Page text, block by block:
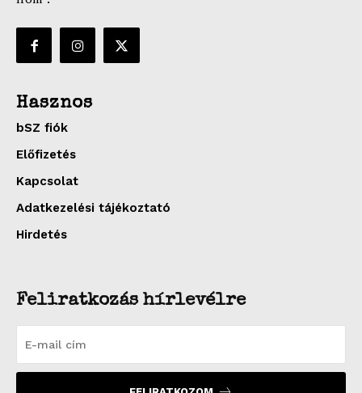
Hasznos
bSZ fiók
Előfizetés
Kapcsolat
Adatkezelési tájékoztató
Hirdetés
Feliratkozás hírlevélre